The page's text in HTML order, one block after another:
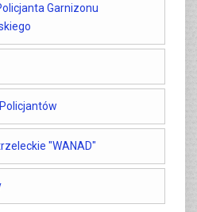
Garnizonu
"WANAD"